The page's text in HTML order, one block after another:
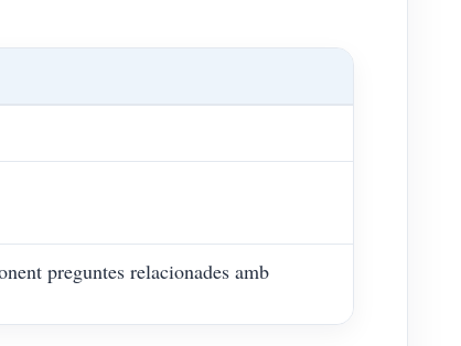
preguntes relacionades amb